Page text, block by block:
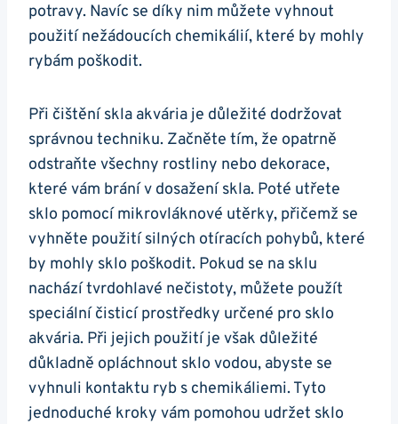
potravy.‍ Navíc se díky nim můžete vyhnout‍
použití nežádoucích chemikálií, které by mohly
rybám poškodit.
Při čištění skla akvária je důležité dodržovat
správnou techniku. Začněte tím, že​ opatrně
odstraňte všechny rostliny nebo dekorace,
které vám brání v dosažení skla. Poté utřete
⁢sklo pomocí mikrovláknové utěrky, přičemž se
vyhněte použití ‌silných otíracích pohybů, ​které⁢
by mohly ‍sklo‍ poškodit. Pokud se⁤ na sklu
nachází tvrdohlavé nečistoty, můžete použít
speciální​ čisticí prostředky ​určené pro sklo
akvária. Při jejich⁢ použití je⁢ však důležité
důkladně opláchnout ⁤sklo ​vodou, abyste se
vyhnuli⁣ kontaktu ryb s chemikáliemi. Tyto
jednoduché kroky vám pomohou udržet sklo